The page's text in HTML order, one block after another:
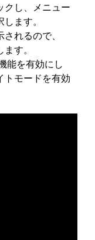
クし、メニュー
します。
れるので、
す。
能を有効にし
トモードを有効